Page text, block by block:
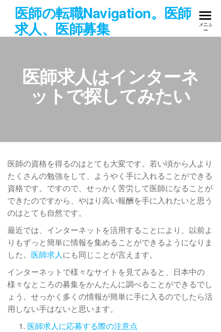
医師の転職Navigation。医師
求人、医師募集
メニュ
ー
医師求人はインターネ
ットで探してみたい
医師の資格を得るのはとても大変です。若い頃から人より
たくさんの勉強をして、ようやく手に入れることができる
資格です。ですので、せっかく苦労して医師になることが
できたのですから、やはり高い報酬を手に入れたいと思う
のはとても自然です。
最近では、インターネットを活用することにより、以前よ
りもずっと簡単に情報を集めることができるようになりま
した。 医師求人にも同じことが言えます。
インターネットで様々なサイトを見てみると、日本中の
様々なところの募集をかんたんに調べることができるでし
ょう。せっかく多くの情報が簡単に手に入るのでしたら活
用しない手はないと思います。
医師求人に応募する際の注意点